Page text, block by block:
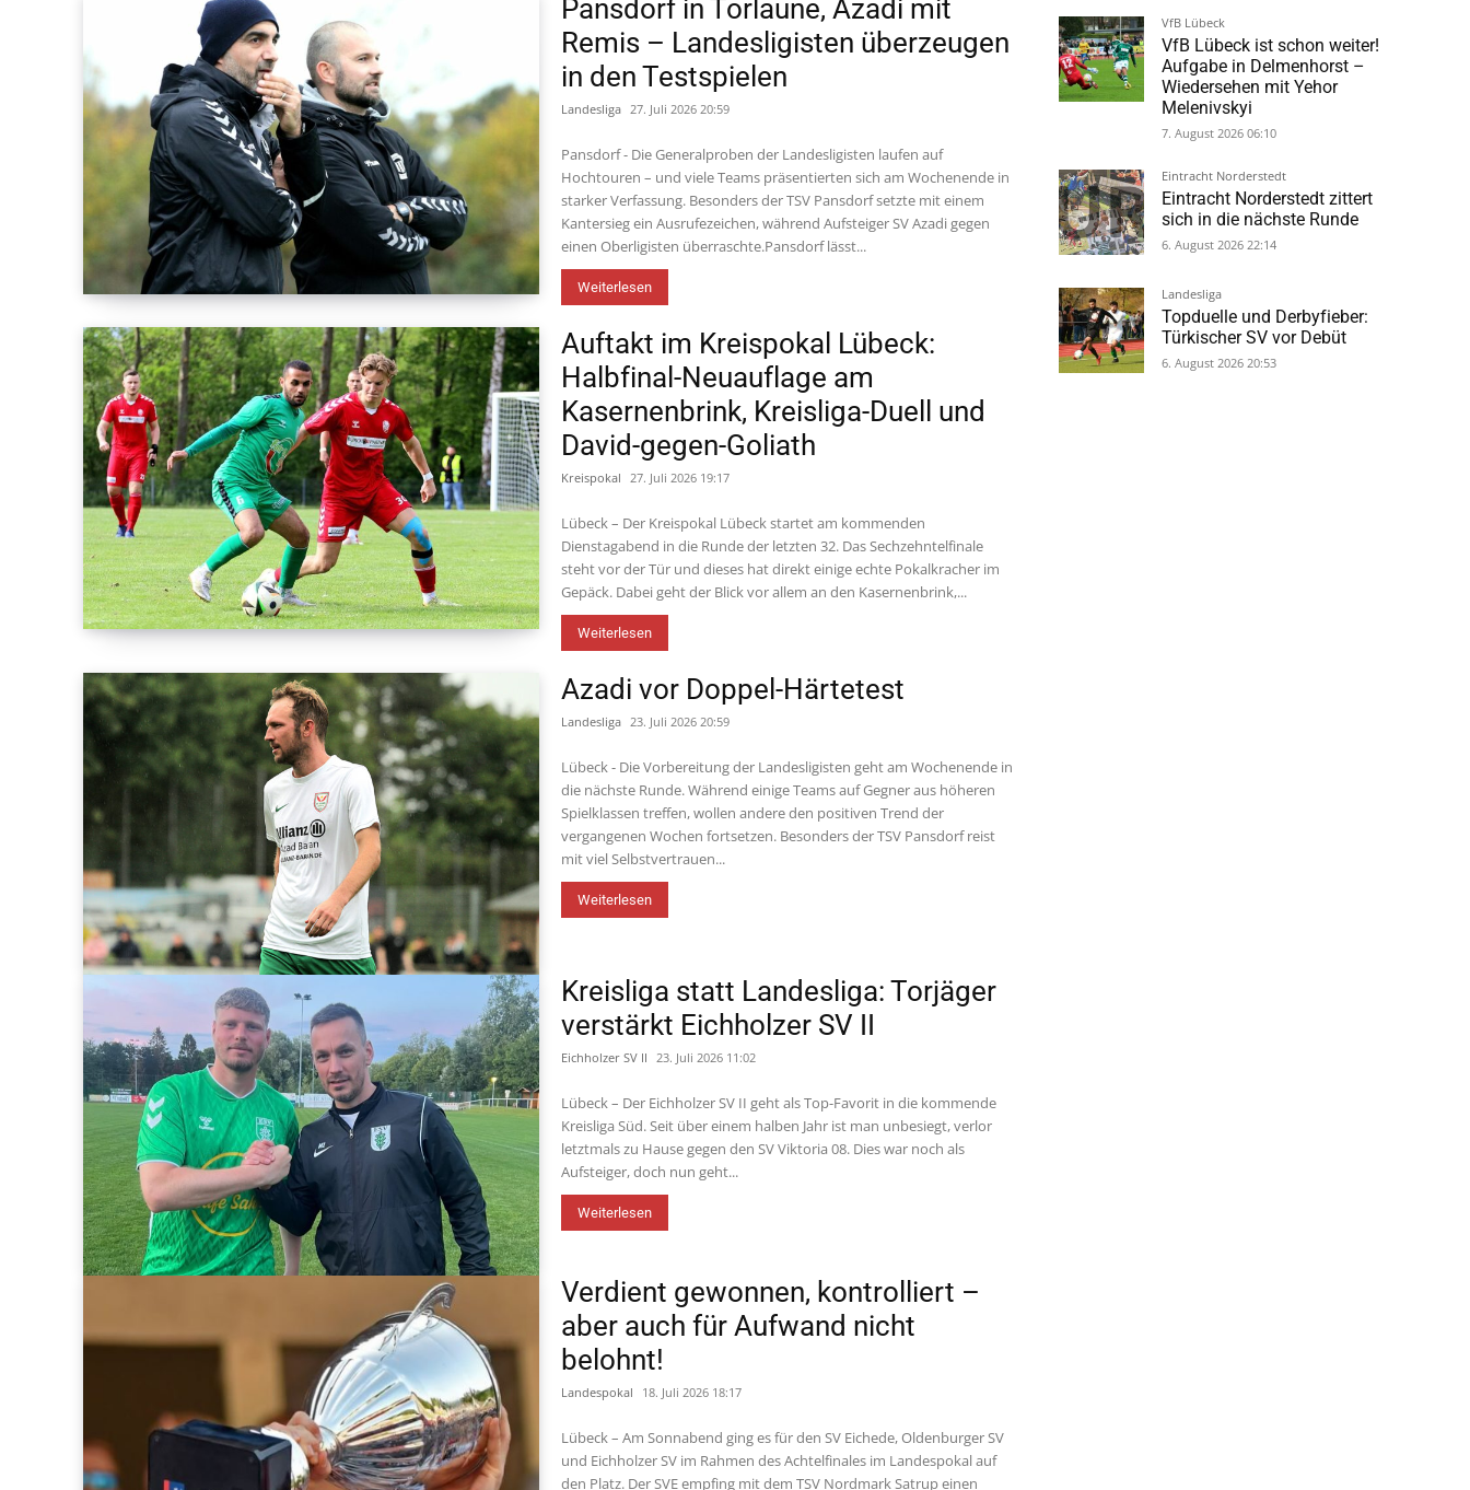
Pansdorf in Torlaune, Azadi mit
Remis – Landesligisten überzeugen
in den Testspielen
Landesliga 27. Juli 2026 20:59
Pansdorf - Die Generalproben der Landesligisten laufen auf
Hochtouren – und viele Teams präsentierten sich am Wochenende in
starker Verfassung. Besonders der TSV Pansdorf setzte mit einem
Kantersieg ein Ausrufezeichen, während Aufsteiger SV Azadi gegen
einen Oberligisten überraschte.Pansdorf lässt...
Weiterlesen
Auftakt im Kreispokal Lübeck:
Halbfinal-Neuauflage am
Kasernenbrink, Kreisliga-Duell und
David-gegen-Goliath
Kreispokal 27. Juli 2026 19:17
Lübeck – Der Kreispokal Lübeck startet am kommenden
Dienstagabend in die Runde der letzten 32. Das Sechzehntelfinale
steht vor der Tür und dieses hat direkt einige echte Pokalkracher im
Gepäck. Dabei geht der Blick vor allem an den Kasernenbrink,...
Weiterlesen
Azadi vor Doppel-Härtetest
Landesliga 23. Juli 2026 20:59
Lübeck - Die Vorbereitung der Landesligisten geht am Wochenende in
die nächste Runde. Während einige Teams auf Gegner aus höheren
Spielklassen treffen, wollen andere den positiven Trend der
vergangenen Wochen fortsetzen. Besonders der TSV Pansdorf reist
mit viel Selbstvertrauen...
Weiterlesen
Kreisliga statt Landesliga: Torjäger
verstärkt Eichholzer SV II
Eichholzer SV II 23. Juli 2026 11:02
Lübeck – Der Eichholzer SV II geht als Top-Favorit in die kommende
Kreisliga Süd. Seit über einem halben Jahr ist man unbesiegt, verlor
letztmals zu Hause gegen den SV Viktoria 08. Dies war noch als
Aufsteiger, doch nun geht...
Weiterlesen
Verdient gewonnen, kontrolliert –
aber auch für Aufwand nicht
belohnt!
Landespokal 18. Juli 2026 18:17
Lübeck – Am Sonnabend ging es für den SV Eichede, Oldenburger SV
und Eichholzer SV im Rahmen des Achtelfinales im Landespokal auf
den Platz. Der SVE empfing mit dem TSV Nordmark Satrup einen
7. August 2026 08:53
VfB Lübeck
VfB Lübeck ist schon weiter!
Aufgabe in Delmenhorst –
Wiedersehen mit Yehor
Melenivskyi
7. August 2026 06:10
Eintracht Norderstedt zittert
6. August 2026 22:14
Topduelle und Derbyfieber: